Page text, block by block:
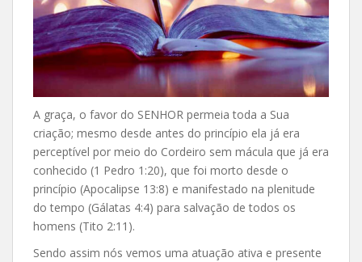
A graça, o favor do SENHOR permeia toda a Sua
criação; mesmo desde antes do princípio ela já era
perceptível por meio do Cordeiro sem mácula que já era
conhecido (1 Pedro 1:20), que foi morto desde o
princípio (Apocalipse 13:8) e manifestado na plenitude
do tempo (Gálatas 4:4) para salvação de todos os
homens (Tito 2:11).
Sendo assim nós vemos uma atuação ativa e presente